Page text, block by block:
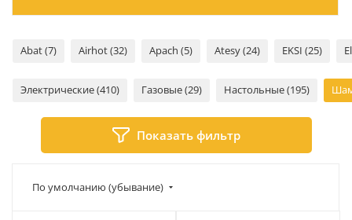
Abat (7) Airhot (32) Apach (5) Atesy (24) EKSI (25)
Электрические (410) Газовые (29) Настольные (195)
Показать фильтр
По умолчанию (убывание)